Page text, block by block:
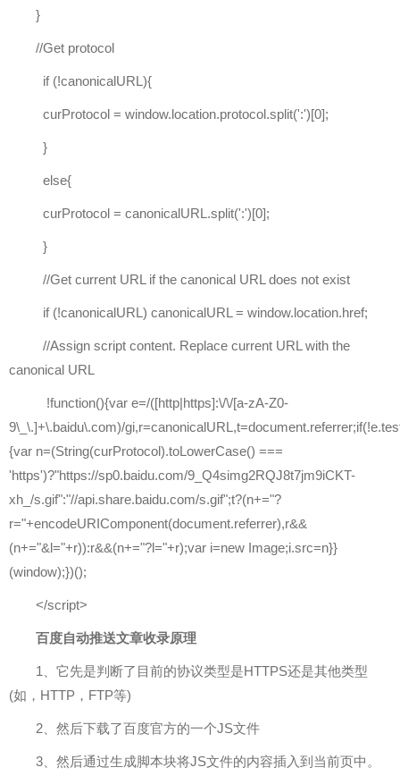
}
//Get protocol
if (!canonicalURL){
curProtocol = window.location.protocol.split(':')[0];
}
else{
curProtocol = canonicalURL.split(':')[0];
}
//Get current URL if the canonical URL does not exist
if (!canonicalURL) canonicalURL = window.location.href;
//Assign script content. Replace current URL with the
canonical URL
!function(){var e=/([http|https]:\/\/[a-zA-Z0-
9\_\.]+\.baidu\.com)/
{var n=(String(curProtocol).toLowerCase() ===
'https')?"https://sp0.baidu.com/9_Q4simg2RQJ8t7jm9iCKT-
xh_/s.gif":"//api.share.baidu.com/s.gif";t?(n+="?
r="+encodeURIComponent(document.referrer),r&&
(n+="&l="+r)):r&&(n+="?l="+r);var i=new Image;i.src=n}}
(window);})();
</script>
百度自动推送文章收录原理
1、它先是判断了目前的协议类型是HTTPS还是其他类型
(如，HTTP，FTP等)
2、然后下载了百度官方的一个JS文件
3、然后通过生成脚本块将JS文件的内容插入到当前页中。